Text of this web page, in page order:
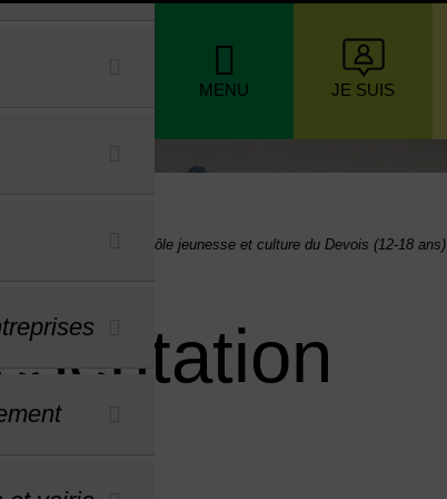
MENU
de navigation principale
JE SUIS
Pôle jeunesse et culture du Devois (12-18 ans)